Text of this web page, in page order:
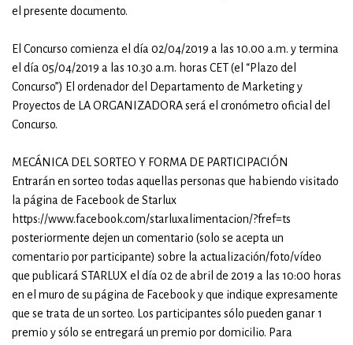
el presente documento.
El Concurso comienza el día 02/04/2019 a las 10.00 a.m. y termina
el día 05/04/2019 a las 10.30 a.m. horas CET (el “Plazo del
Concurso”) El ordenador del Departamento de Marketing y
Proyectos de LA ORGANIZADORA será el cronómetro oficial del
Concurso.
MECÁNICA DEL SORTEO Y FORMA DE PARTICIPACIÓN
Entrarán en sorteo todas aquellas personas que habiendo visitado
la página de Facebook de Starlux
https://www.facebook.com/starluxalimentacion/?fref=ts
posteriormente dejen un comentario (solo se acepta un
comentario por participante) sobre la actualización/foto/vídeo
que publicará STARLUX el día 02 de abril de 2019 a las 10:00 horas
en el muro de su página de Facebook y que indique expresamente
que se trata de un sorteo. Los participantes sólo pueden ganar 1
premio y sólo se entregará un premio por domicilio. Para